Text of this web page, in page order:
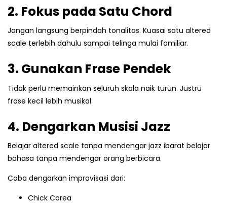
2. Fokus pada Satu Chord
Jangan langsung berpindah tonalitas. Kuasai satu altered
scale terlebih dahulu sampai telinga mulai familiar.
3. Gunakan Frase Pendek
Tidak perlu memainkan seluruh skala naik turun. Justru
frase kecil lebih musikal.
4. Dengarkan Musisi Jazz
Belajar altered scale tanpa mendengar jazz ibarat belajar
bahasa tanpa mendengar orang berbicara.
Coba dengarkan improvisasi dari:
Chick Corea